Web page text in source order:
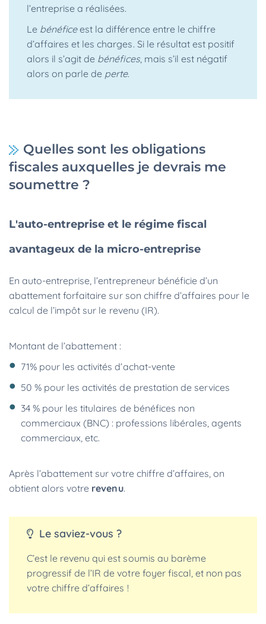
l’entreprise a réalisées.
Le bénéficeest la différence entre le chiffre
d’affaires et les charges. Si le résultat est positif
alors il s’agit de bénéfices, mais s’il est négatif
alors on parle de perte.
Quelles sont les obligations
fiscales auxquelles je devrais me
soumettre ?
L'auto-entreprise et le régime fiscal
avantageux de la micro-entreprise
En auto-entreprise, l’entrepreneur bénéficie d’un
abattement forfaitaire sur son chiffre d’affaires pour le
calcul de l’impôt sur le revenu (IR).
Montant de l’abattement :
71% pour les activités d’achat-vente
50 % pour les activités de prestation de services
34 % pour les titulaires de bénéfices non
commerciaux (BNC) : professions libérales, agents
commerciaux, etc.
Après l’abattement sur votre chiffre d’affaires, on
obtient alors votre revenu.
Le saviez-vous ?
C’est le revenu qui est soumis au barème
progressif de l’IR de votre foyer fiscal, et non pas
votre chiffre d’affaires !